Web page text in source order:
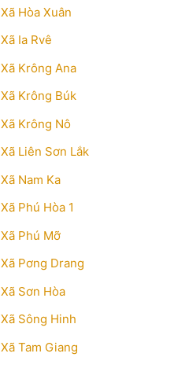
Xã Hòa Xuân
Xã Ia Rvê
Xã Krông Ana
Xã Krông Búk
Xã Krông Nô
Xã Liên Sơn Lắk
Xã Nam Ka
Xã Phú Hòa 1
Xã Phú Mỡ
Xã Pơng Drang
Xã Sơn Hòa
Xã Sông Hinh
Xã Tam Giang